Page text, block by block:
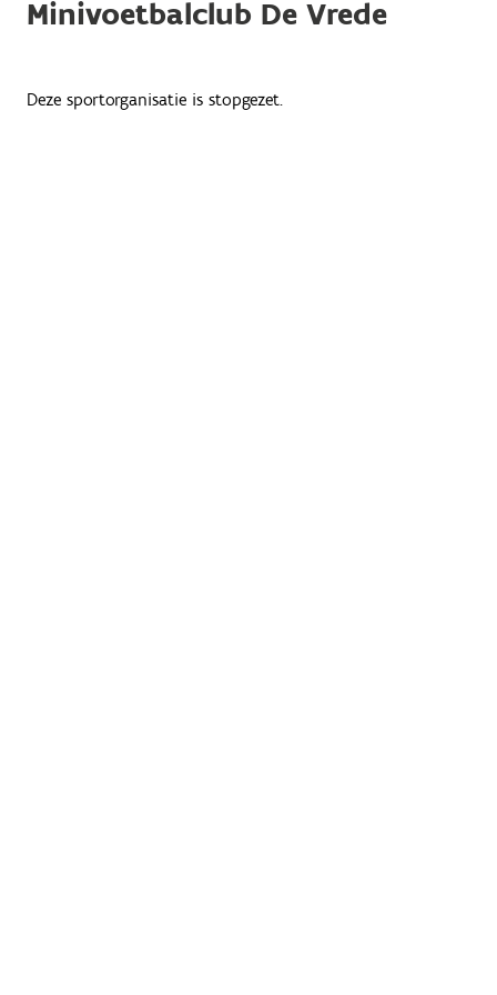
Minivoetbalclub De Vrede
Deze sportorganisatie is stopgezet.